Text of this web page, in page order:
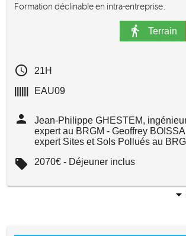
Formation déclinable en intra-entreprise.
directions_walk Terrain
access_time
21H
EAU09
person
Jean-Philippe GHESTEM,
expert au BRGM - Geoffrey
expert Sites et Sols Pollués au
local_offer 2070€ - Déjeuner inclus
arrow_drop_down